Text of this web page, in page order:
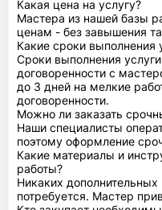
Какая цена на услугу?
Мастера из нашей базы
ценам - без завышения
Какие сроки выполнения
Сроки выполнения
договоренности с
до 3 дней на мелкие
договоренности.
Можно ли заказать
Наши специалисты
поэтому оформление
Какие материалы и
работы?
Никаких дополнительных
потребуется. Мастер